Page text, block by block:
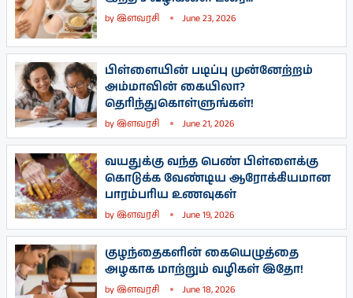
byஇளவரசி June 23, 2026
பிள்ளையின் படிப்பு முன்னேற்றம்
அம்மாவின் கையிலா?
தெரிந்துகொள்ளுங்கள்!
byஇளவரசி June 21, 2026
வயதுக்கு வந்த பெண் பிள்ளைக்கு
கொடுக்க வேண்டிய ஆரோக்கியமான
பாரம்பரிய உணவுகள்
byஇளவரசி June 19, 2026
குழந்தைகளின் கையெழுத்தை
அழகாக மாற்றும் வழிகள் இதோ!
byஇளவரசி June 18, 2026